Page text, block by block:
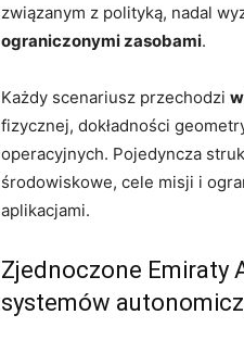
związanym z polityką, nadal
ograniczonymi zasobami.
Każdy scenariusz przechodzi
fizycznej, dokładności
operacyjnych. Pojedyncza
środowiskowe, cele misji i
aplikacjami.
Zjednoczone Emiraty
systemów